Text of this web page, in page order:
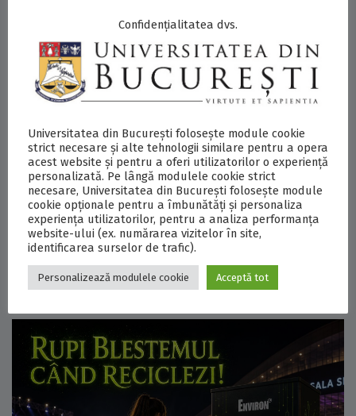
07/08/2026
Istoria restaurată. Vulturul și cei doi grifoni vor fi
reamplasați pe frontonul Palatului Universității din
Confidențialitatea dvs.
Universitatea din București folosește module cookie
strict necesare și alte tehnologii similare pentru a opera
acest website și pentru a oferi utilizatorilor o experiență
personalizată. Pe lângă modulele cookie strict
necesare, Universitatea din București folosește module
cookie opționale pentru a îmbunătăți și personaliza
experiența utilizatorilor, pentru a analiza performanța
website-ului (ex. numărarea vizitelor în site,
identificarea surselor de trafic).
Personalizează modulele cookie Acceptă tot